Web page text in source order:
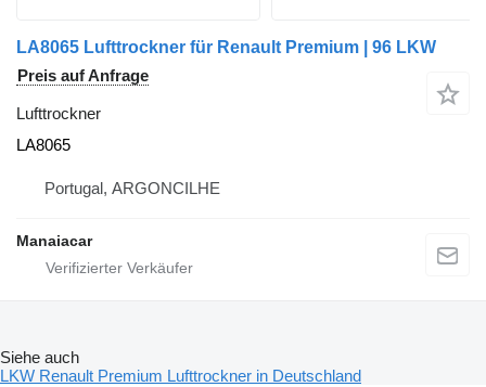
LA8065 Lufttrockner für Renault Premium | 96 LKW
Preis auf Anfrage
Lufttrockner
LA8065
Portugal, ARGONCILHE
Manaiacar
Siehe auch
LKW Renault Premium Lufttrockner in Deutschland